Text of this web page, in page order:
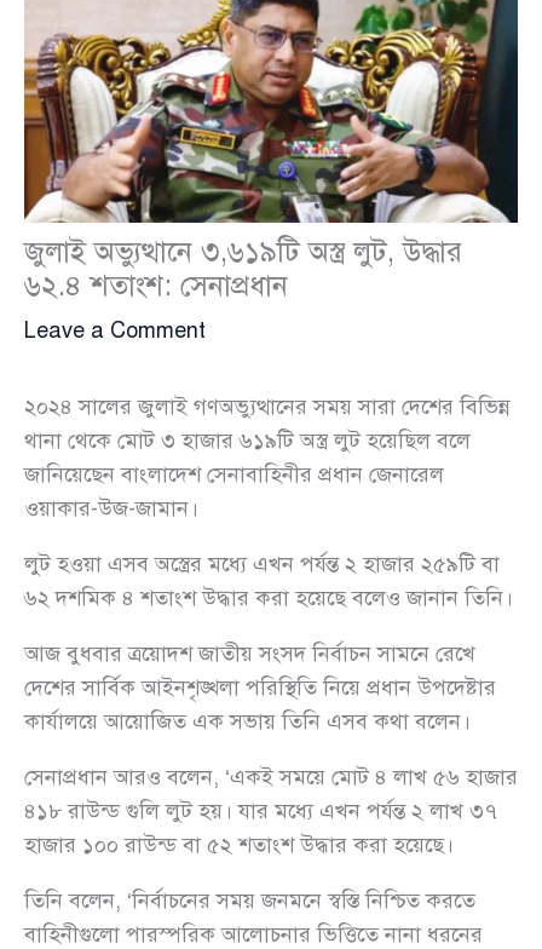
জুলাই অভ্যুত্থানে ৩,৬১৯টি অস্ত্র লুট, উদ্ধার
৬২.৪ শতাংশ: সেনাপ্রধান
Leave a Comment
২০২৪ সালের জুলাই গণঅভ্যুত্থানের সময় সারা দেশের বিভিন্ন
থানা থেকে মোট ৩ হাজার ৬১৯টি অস্ত্র লুট হয়েছিল বলে
জানিয়েছেন বাংলাদেশ সেনাবাহিনীর প্রধান জেনারেল
ওয়াকার-উজ-জামান।
লুট হওয়া এসব অস্ত্রের মধ্যে এখন পর্যন্ত ২ হাজার ২৫৯টি বা
৬২ দশমিক ৪ শতাংশ উদ্ধার করা হয়েছে বলেও জানান তিনি।
আজ বুধবার ত্রয়োদশ জাতীয় সংসদ নির্বাচন সামনে রেখে
দেশের সার্বিক আইনশৃঙ্খলা পরিস্থিতি নিয়ে প্রধান উপদেষ্টার
কার্যালয়ে আয়োজিত এক সভায় তিনি এসব কথা বলেন।
সেনাপ্রধান আরও বলেন, ‘একই সময়ে মোট ৪ লাখ ৫৬ হাজার
৪১৮ রাউন্ড গুলি লুট হয়। যার মধ্যে এখন পর্যন্ত ২ লাখ ৩৭
হাজার ১০০ রাউন্ড বা ৫২ শতাংশ উদ্ধার করা হয়েছে।
তিনি বলেন, ‘নির্বাচনের সময় জনমনে স্বস্তি নিশ্চিত করতে
বাহিনীগুলো পারস্পরিক আলোচনার ভিত্তিতে নানা ধরনের